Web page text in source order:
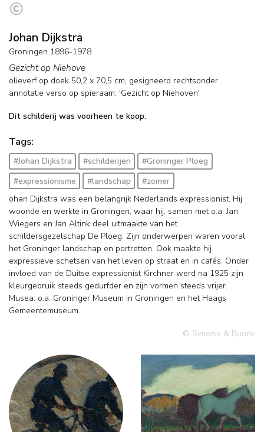
Johan Dijkstra
Groningen 1896-1978
Gezicht op Niehove
olieverf op doek 50,2 x 70,5 cm, gesigneerd rechtsonder
annotatie verso op spieraam: 'Gezicht op Niehoven'
Dit schilderij was voorheen te koop.
Tags:
#Johan Dijkstra #schilderijen
#Groninger Ploeg
#expressionisme
#landschap
#zomer
ohan Dijkstra was een belangrijk Nederlands expressionist. Hij
woonde en werkte in Groningen, waar hij, samen met o.a. Jan
Wiegers en Jan Altink deel uitmaakte van het
schildersgezelschap De Ploeg. Zijn onderwerpen waren vooral
het Groninger landschap en portretten. Ook maakte hij
expressieve schetsen van het leven op straat en in cafés. Onder
invloed van de Duitse expressionist Kirchner werd na 1925 zijn
kleurgebruik steeds gedurfder en zijn vormen steeds vrijer.
Musea: o.a. Groninger Museum in Groningen en het Haags
Gemeentemuseum.
© Simonis & Buunk